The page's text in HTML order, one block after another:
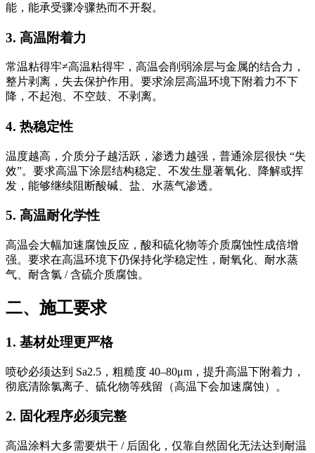
能，能承受骤冷骤热而不开裂。
3. 高温附着力
常温粘得牢≠高温粘得牢，高温会削弱涂层与金属的结合力，
整片剥离，失去保护作用。要求涂层高温环境下附着力不下
降，不起泡、不空鼓、不剥离。
4. 热稳定性
温度越高，介质分子越活跃，渗透力越强，普通涂层很快 “失
效”。要求高温下涂层结构稳定、不发生显著氧化、降解或挥
发，能够继续阻断酸碱、盐、水蒸气渗透。
5. 高温耐化学性
高温会大幅加速腐蚀反应，酸和硫化物等介质腐蚀性成倍增
强。要求在高温环境下仍保持化学稳定性，耐氧化、耐水蒸
气、耐含氯 / 含硫介质腐蚀。
二、施工要求
1. 基材处理更严格
喷砂必须达到 Sa2.5，粗糙度 40–80μm，提升高温下附着力，
彻底清除氯离子、硫化物等残留（高温下会加速腐蚀）。
2. 固化程序必须完整
高温涂料大多需要烘干 / 后固化，仅靠自然固化无法达到耐温